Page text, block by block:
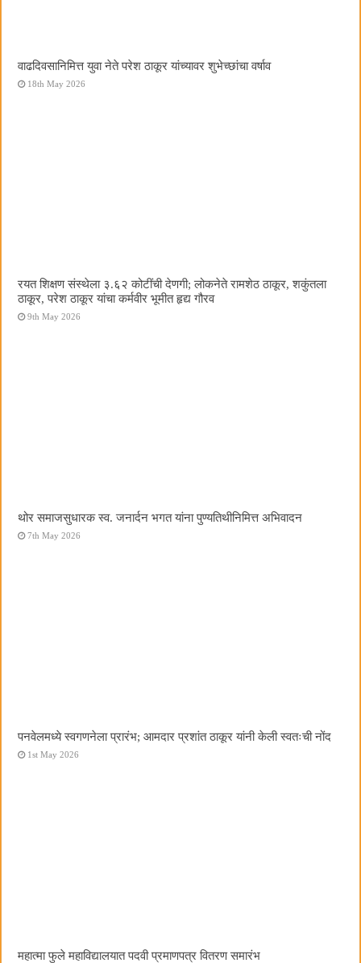
वाढदिवसानिमित्त युवा नेते परेश ठाकूर यांच्यावर शुभेच्छांचा वर्षाव
18th May 2026
रयत शिक्षण संस्थेला ३.६२ कोटींची देणगी; लोकनेते रामशेठ ठाकूर, शकुंतला
ठाकूर, परेश ठाकूर यांचा कर्मवीर भूमीत हृद्य गौरव
9th May 2026
थोर समाजसुधारक स्व. जनार्दन भगत यांना पुण्यतिथीनिमित्त अभिवादन
7th May 2026
पनवेलमध्ये स्वगणनेला प्रारंभ; आमदार प्रशांत ठाकूर यांनी केली स्वतःची नोंद
1st May 2026
महात्मा फुले महाविद्यालयात पदवी प्रमाणपत्र वितरण समारंभ